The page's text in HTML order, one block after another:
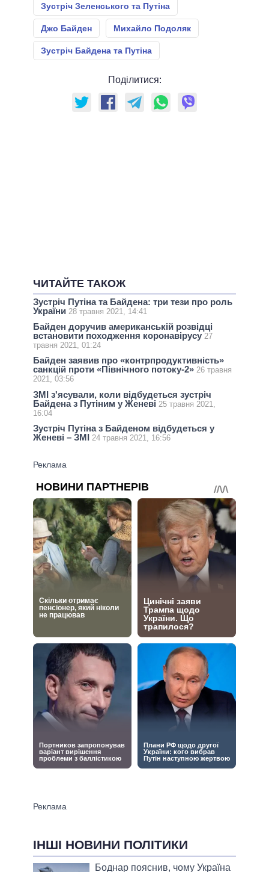
Зустріч Зеленського та Путіна
Джо Байден Михайло Подоляк
Зустріч Байдена та Путіна
Поділитися:
ЧИТАЙТЕ ТАКОЖ
Зустріч Путіна та Байдена: три тези про роль
України 28 травня 2021, 14:41
Байден доручив американській розвідці
встановити походження коронавірусу 27
травня 2021, 01:24
Байден заявив про «контрпродуктивність»
санкцій проти «Північного потоку-2» 26 травня
2021, 03:56
ЗМІ з'ясували, коли відбудеться зустріч
Байдена з Путіним у Женеві 25 травня 2021,
16:04
Зустріч Путіна з Байденом відбудеться у
Женеві – ЗМІ 24 травня 2021, 16:56
ІНШІ НОВИНИ ПОЛІТИКИ
Боднар пояснив, чому Україна